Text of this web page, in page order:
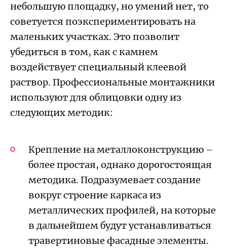
небольшую площадку, но умений нет, то
советуется поэкспериментировать на
маленьких участках. Это позволит
убедиться в том, как с камнем
воздействует специальный клеевой
раствор. Профессиональные монтажники
используют для облицовки одну из
следующих методик:
Крепление на металлоконструкцию –
более простая, однако дорогостоящая
методика. Подразумевает создание
вокруг строение каркаса из
металлических профилей, на которые
в дальнейшем будут устанавливаться
травертиновые фасадные элементы.